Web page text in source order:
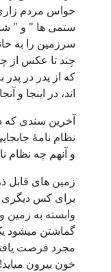
حواس مردم
ستمی ها " و "
سرزمین را به
چند تا عکس از
که از پدر در
اند، در اینجا و
آخرین سندی که
نظام نامۀ
و آنهم چه نظام
زمین های قابل
برای کس دیگری
وابسته به زمین
گماشتن میشود
مجرد فرصت
خون بیرون میاید!